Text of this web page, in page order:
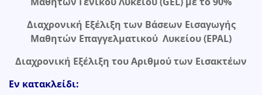
Διαχρονική Εξέλιξη των Βάσεων Εισαγωγής
Μαθητών Επαγγελματικού Λυκείου (EPAL)
Διαχρονική Εξέλιξη του Αριθμού των Εισακτέων
Εν κατακλείδι: